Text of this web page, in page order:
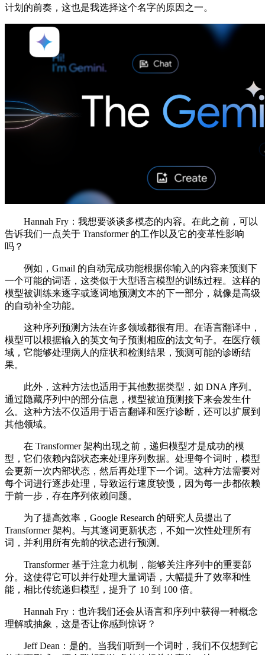
计划的前奏，这也是我选择这个名字的原因之一。
Hannah Fry：我想要谈谈多模态的内容。在此之前，可以
告诉我们一点关于 Transformer 的工作以及它的变革性影响
吗？
例如，Gmail 的自动完成功能根据你输入的内容来预测下
一个可能的词语，这类似于大型语言模型的训练过程。这样的
模型被训练来逐字或逐词地预测文本的下一部分，就像是高级
的自动补全功能。
这种序列预测方法在许多领域都很有用。在语言翻译中，
模型可以根据输入的英文句子预测相应的法文句子。在医疗领
域，它能够处理病人的症状和检测结果，预测可能的诊断结
果。
此外，这种方法也适用于其他数据类型，如 DNA 序列。
通过隐藏序列中的部分信息，模型被迫预测接下来会发生什
么。这种方法不仅适用于语言翻译和医疗诊断，还可以扩展到
其他领域。
在 Transformer 架构出现之前，递归模型才是成功的模
型，它们依赖内部状态来处理序列数据。处理每个词时，模型
会更新一次内部状态，然后再处理下一个词。这种方法需要对
每个词进行逐步处理，导致运行速度较慢，因为每一步都依赖
于前一步，存在序列依赖问题。
为了提高效率，Google Research 的研究人员提出了
Transformer 架构。与其逐词更新状态，不如一次性处理所有
词，并利用所有先前的状态进行预测。
Transformer 基于注意力机制，能够关注序列中的重要部
分。这使得它可以并行处理大量词语，大幅提升了效率和性
能，相比传统递归模型，提升了 10 到 100 倍。
Hannah Fry：也许我们还会从语言和序列中获得一种概念
理解或抽象，这是否让你感到惊讶？
Jeff Dean：是的。当我们听到一个词时，我们不仅想到它